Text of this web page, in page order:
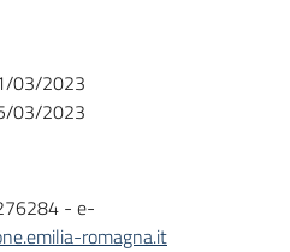
03/2023
03/2023
- e-
romagna.it